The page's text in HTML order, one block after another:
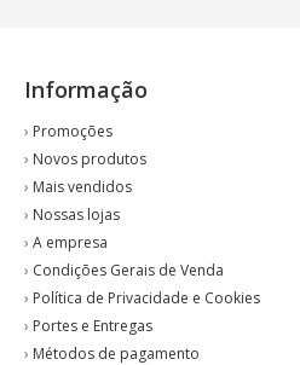
Informação
› Promoções
› Novos produtos
› Mais vendidos
› Nossas lojas
› A empresa
› Condições Gerais de Venda
› Política de Privacidade e Cookies
› Portes e Entregas
› Métodos de pagamento